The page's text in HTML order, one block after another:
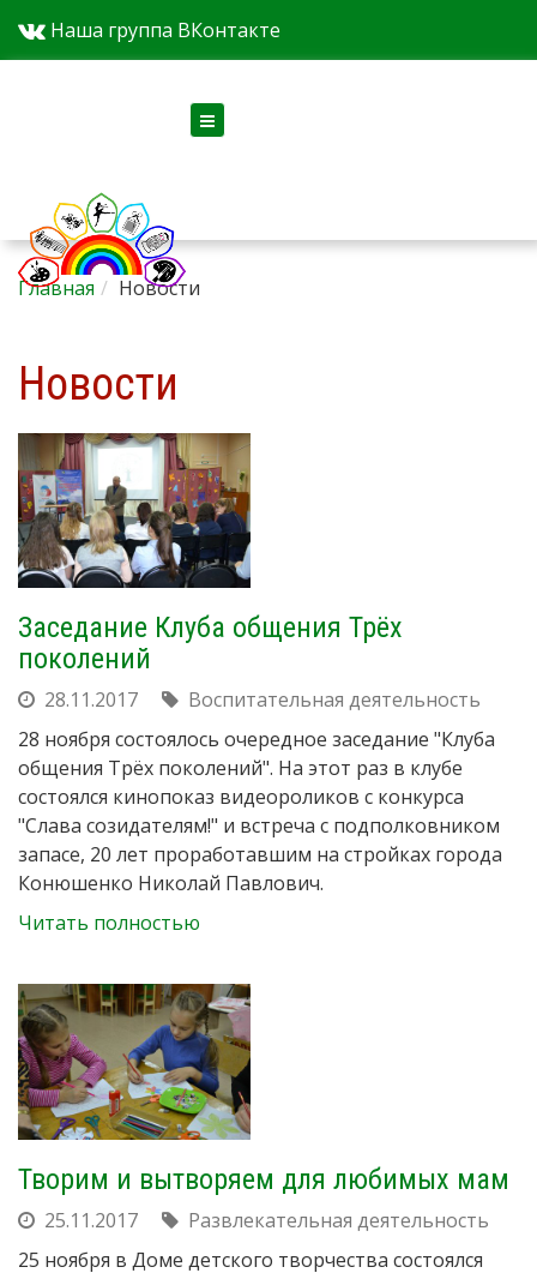
Наша группа ВКонтакте
Главная Новости
Новости
Заседание Клуба общения Трёх
поколений
28.11.2017
Воспитательная деятельность
28 ноября состоялось очередное заседание "Клуба
общения Трёх поколений". На этот раз в клубе
состоялся кинопоказ видеороликов с конкурса
"Слава созидателям!" и встреча с подполковником
запасе, 20 лет проработавшим на стройках города
Конюшенко Николай Павлович.
Читать полностью
Творим и вытворяем для любимых мам
25.11.2017
Развлекательная деятельность
25 ноября в Доме детского творчества состоялся